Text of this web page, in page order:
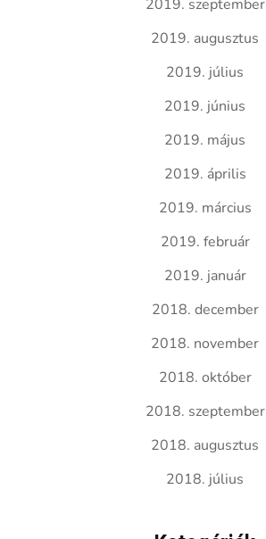
2019. szeptember
2019. augusztus
2019. július
2019. június
2019. május
2019. április
2019. március
2019. február
2019. január
2018. december
2018. november
2018. október
2018. szeptember
2018. augusztus
2018. július